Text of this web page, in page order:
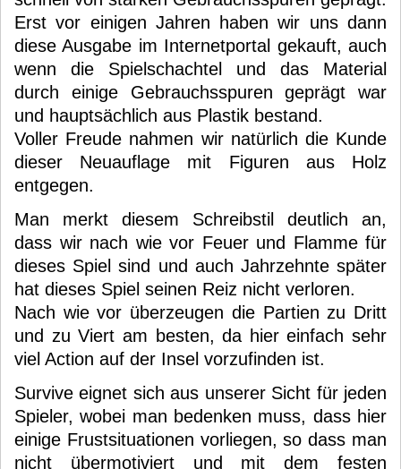
Erst vor einigen Jahren haben wir uns dann
diese Ausgabe im Internetportal gekauft, auch
wenn die Spielschachtel und das Material
durch einige Gebrauchsspuren geprägt war
und hauptsächlich aus Plastik bestand.
Voller Freude nahmen wir natürlich die Kunde
dieser Neuauflage mit Figuren aus Holz
entgegen.
Man merkt diesem Schreibstil deutlich an,
dass wir nach wie vor Feuer und Flamme für
dieses Spiel sind und auch Jahrzehnte später
hat dieses Spiel seinen Reiz nicht verloren.
Nach wie vor überzeugen die Partien zu Dritt
und zu Viert am besten, da hier einfach sehr
viel Action auf der Insel vorzufinden ist.
Survive eignet sich aus unserer Sicht für jeden
Spieler, wobei man bedenken muss, dass hier
einige Frustsituationen vorliegen, so dass man
nicht übermotiviert und mit dem festen